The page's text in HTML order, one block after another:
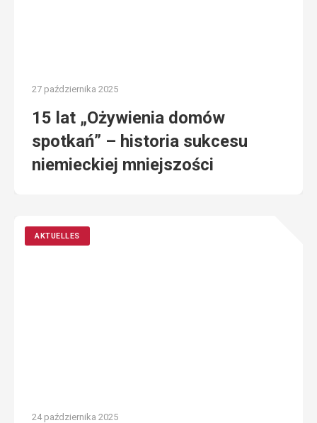
27 października 2025
15 lat „Ożywienia domów
spotkań” – historia sukcesu
niemieckiej mniejszości
AKTUELLES
24 października 2025